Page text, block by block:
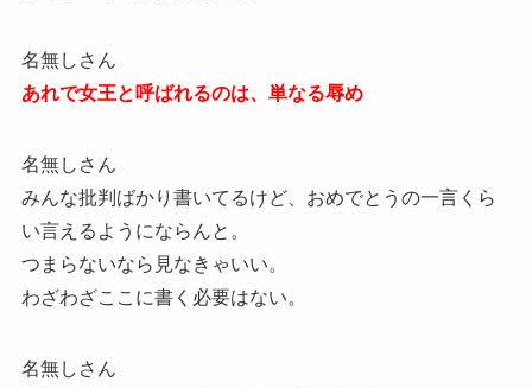
名無しさん
あれで女王と呼ばれるのは、単なる辱め
名無しさん
みんな批判ばかり書いてるけど、おめでとうの一言くら
い言えるようにならんと。
つまらないなら見なきゃいい。
わざわざここに書く必要はない。
名無しさん